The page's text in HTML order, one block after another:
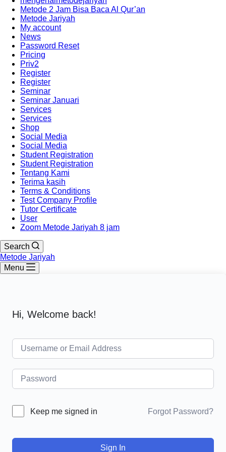
Metode 2 Jam Bisa Baca Al Qur’an
Metode Jariyah
My account
News
Password Reset
Pricing
Priv2
Register
Register
Seminar
Seminar Januari
Services
Services
Shop
Social Media
Social Media
Student Registration
Student Registration
Tentang Kami
Terima kasih
Terms & Conditions
Test Company Profile
Tutor Certificate
User
Zoom Metode Jariyah 8 jam
Search
Metode Jariyah
Menu
Hi, Welcome back!
Keep me signed in Forgot Password?
Sign In